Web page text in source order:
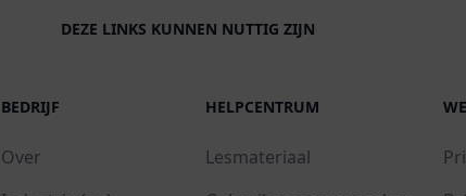
DEZE LINKS KUNNEN NUTTIG ZIJN
BEDRIJF
Over
HELPCENTRUM
Lesmateriaal